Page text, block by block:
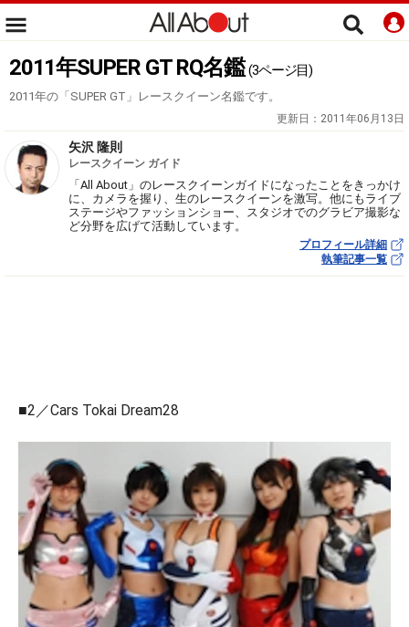
2011年SUPER GT RQ名鑑 (3ページ目)
2011年の「SUPER GT」レースクイーン名鑑です。
更新日： 2011年06月13日
矢沢 隆則
レースクイーン ガイド
「All About」のレースクイーンガイドになったことをきっかけ
に、カメラを握り、生のレースクイーンを激写。他にもライブ
ステージやファッションショー、スタジオでのグラビア撮影な
ど分野を広げて活動しています。
プロフィール詳細
執筆記事一覧
■2／Cars Tokai Dream28